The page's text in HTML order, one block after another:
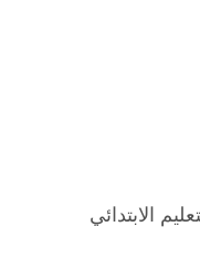
الابتدائي